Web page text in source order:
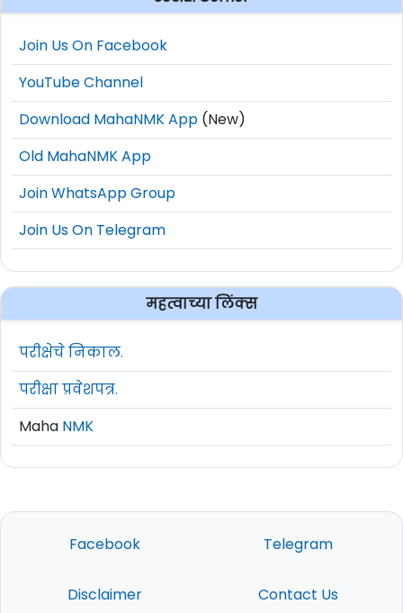
Join Us On Facebook
YouTube Channel
Download MahaNMK App (New)
Old MahaNMK App
Join WhatsApp Group
Join Us On Telegram
महत्वाच्या लिंक्स
परीक्षेचे निकाल.
परीक्षा प्रवेशपत्र.
Maha NMK
Facebook Telegram
Disclaimer Contact Us